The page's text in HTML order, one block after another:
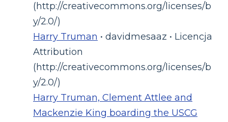
(http://creativecommons.org/licenses/b
y/2.0/)
Harry Truman • davidmesaaz • Licencja
Attribution
(http://creativecommons.org/licenses/b
y/2.0/)
Harry Truman, Clement Attlee and
Mackenzie King boarding the USCG